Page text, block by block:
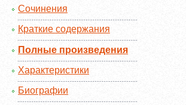
Сочинения
Краткие содержания
Полные произведения
Характеристики
Биографии